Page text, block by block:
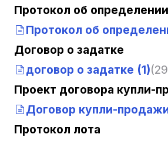
Протокол об
Протокол об
Договор о задатке
договор о задатке (1)
Проект договора купли-
Договор купли-
Протокол лота